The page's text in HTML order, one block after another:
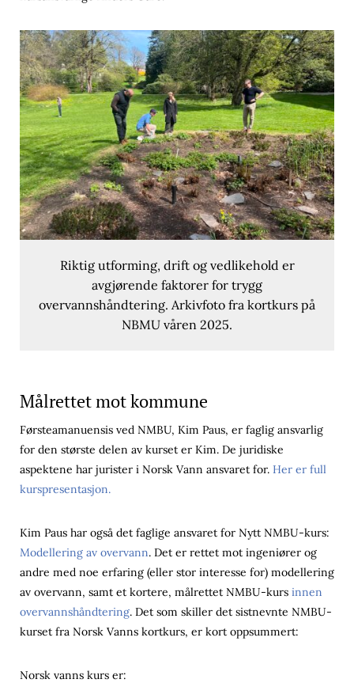
Riktig utforming, drift og vedlikehold er
avgjørende faktorer for trygg
overvannshåndtering. Arkivfoto fra kortkurs på
NBMU våren 2025.
Målrettet mot kommune
Førsteamanuensis ved NMBU, Kim Paus, er faglig ansvarlig
for den største delen av kurset er Kim. De juridiske
aspektene har jurister i Norsk Vann ansvaret for. Her er full
kurspresentasjon.
Kim Paus har også det faglige ansvaret for Nytt NMBU-kurs:
Modellering av overvann. Det er rettet mot ingeniører og
andre med noe erfaring (eller stor interesse for) modellering
av overvann, samt et kortere, målrettet NMBU-kurs innen
overvannshåndtering. Det som skiller det sistnevnte NMBU-
kurset fra Norsk Vanns kortkurs, er kort oppsummert:
Norsk vanns kurs er: